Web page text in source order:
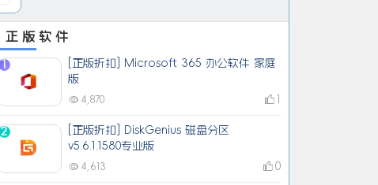
正版软件
[正版折扣] Microsoft 365 办公软件 家庭
版
4,870
2
[正版折扣] DiskGenius 磁盘分区
v5.6.1.1580专业版
4,613 0